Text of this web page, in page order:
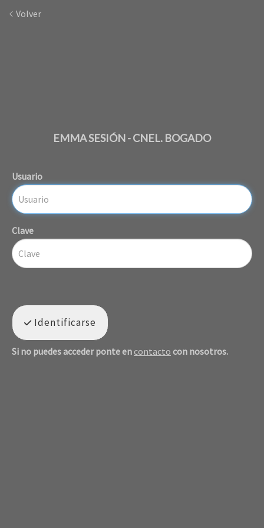
Volver
EMMA SESIÓN - CNEL. BOGADO
Usuario
Clave
Identificarse
Si no puedes acceder ponte en contacto con nosotros.